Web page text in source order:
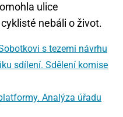
ulice
nebáli o život.
s tezemi návrhu
sdílení. Sdělení komise
Analýza úřadu